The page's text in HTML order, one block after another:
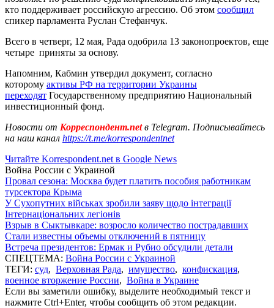
кто поддерживает российскую агрессию. Об этом сообщил
спикер парламента Руслан Стефанчук.
Всего в четверг, 12 мая, Рада одобрила 13 законопроектов, еще
четыре приняты за основу.
Напомним, Кабмин утвердил документ, согласно
которому активы РФ на территории Украины
переходят Государственному предприятию Национальный
инвестиционный фонд.
Новости от Корреспондент.netв Telegram. Подписывайтесь
на наш канал https://t.me/korrespondentnet
Читайте Korrespondent.net в Google News
Война России с Украиной
Провал сезона: Москва будет платить пособия работникам
турсектора Крыма
У Сухопутних військах зробили заяву щодо інтеграції
Інтернаціональних легіонів
Взрыв в Сыктывкаре: возросло количество пострадавших
Стали известны объемы отключений в пятницу
Встреча президентов: Ермак и Рубио обсудили детали
СПЕЦТЕМА: Война России с Украиной
ТЕГИ: суд, Верховная Рада, имущество, конфискация,
военное вторжение России, Война в Украине
Если вы заметили ошибку, выделите необходимый текст и
нажмите Ctrl+Enter, чтобы сообщить об этом редакции.